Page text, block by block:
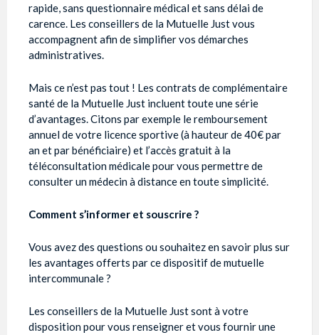
rapide, sans questionnaire médical et sans délai de
carence. Les conseillers de la Mutuelle Just vous
accompagnent afin de simplifier vos démarches
administratives.
Mais ce n’est pas tout ! Les contrats de complémentaire
santé de la Mutuelle Just incluent toute une série
d’avantages. Citons par exemple le remboursement
annuel de votre licence sportive (à hauteur de 40€ par
an et par bénéficiaire) et l’accès gratuit à la
téléconsultation médicale pour vous permettre de
consulter un médecin à distance en toute simplicité.
Comment s’informer et souscrire ?
Vous avez des questions ou souhaitez en savoir plus sur
les avantages offerts par ce dispositif de mutuelle
intercommunale ?
Les conseillers de la Mutuelle Just sont à votre
disposition pour vous renseigner et vous fournir une